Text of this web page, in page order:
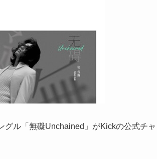
グル「無礙Unchained」がKickの公式チャ